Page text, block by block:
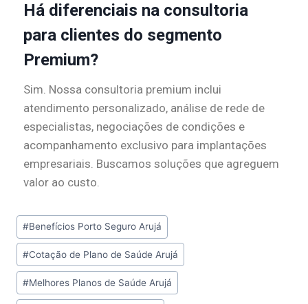
Há diferenciais na consultoria
para clientes do segmento
Premium?
Sim. Nossa consultoria premium inclui
atendimento personalizado, análise de rede de
especialistas, negociações de condições e
acompanhamento exclusivo para implantações
empresariais. Buscamos soluções que agreguem
valor ao custo.
#Benefícios Porto Seguro Arujá
#Cotação de Plano de Saúde Arujá
#Melhores Planos de Saúde Arujá